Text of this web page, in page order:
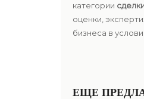
категории
оценки,
бизнеса в
ЕЩЕ